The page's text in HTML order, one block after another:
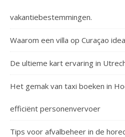
vakantiebestemmingen.
Waarom een villa op Curaçao
De ultieme kart ervaring in
Het gemak van taxi boeken in
efficiënt personenvervoer
Tips voor afvalbeheer in de